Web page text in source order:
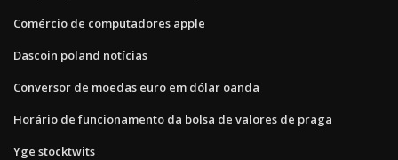
Comércio de computadores apple
Dascoin poland notícias
Conversor de moedas euro em dólar oanda
Horário de funcionamento da bolsa de valores de praga
Yge stocktwits